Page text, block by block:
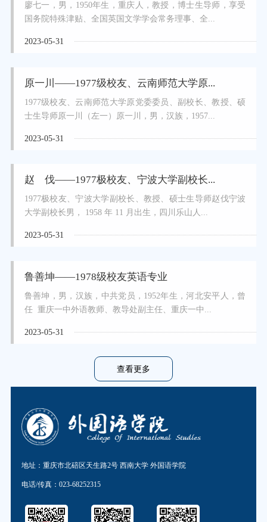
廖七一，男，1950年生，重庆人，教授，博士生导师，享受
国务院特殊津贴、全国英国文学学会常务理事、全...
2023-05-31
原一川——1977级校友、云南师范大学原...
1977级校友、云南师范大学原党委委员、副校长、教授、硕
士生导师原一川（左一）原一川，男，汉族，1957...
2023-05-31
赵 伐——1977极校友、宁波大学副校长...
1977极校友、宁波大学副校长、教授、硕士生导师赵伐宁波
大学副校长男， 1958 年 11 月出生，四川乐山人...
2023-05-31
鲁善坤——1978级校友英语专业
鲁善坤，男，汉族，中共党员，1952年生，河北安平人，曾
任 重庆一中外语教师、教导处副主任、重庆一中...
2023-05-31
查看更多
地址：重庆市北碚区天生路2号 西南大学 外国语学院
电话/传真：023-68252315